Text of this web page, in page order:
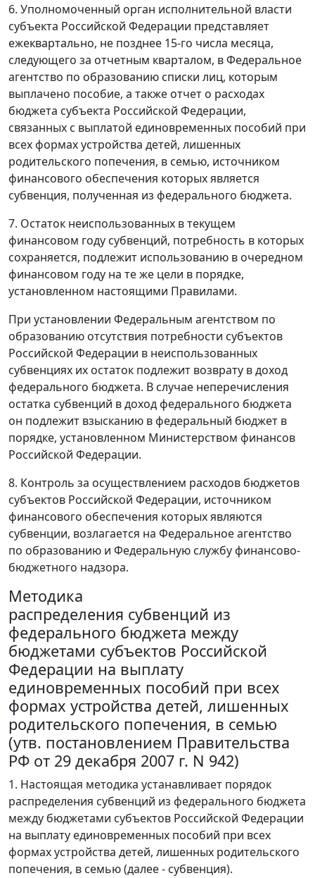
6. Уполномоченный орган исполнительной власти
субъекта Российской Федерации представляет
ежеквартально, не позднее 15-го числа месяца,
следующего за отчетным кварталом, в Федеральное
агентство по образованию списки лиц, которым
выплачено пособие, а также отчет о расходах
бюджета субъекта Российской Федерации,
связанных с выплатой единовременных пособий при
всех формах устройства детей, лишенных
родительского попечения, в семью, источником
финансового обеспечения которых является
субвенция, полученная из федерального бюджета.
7. Остаток неиспользованных в текущем
финансовом году субвенций, потребность в которых
сохраняется, подлежит использованию в очередном
финансовом году на те же цели в порядке,
установленном настоящими Правилами.
При установлении Федеральным агентством по
образованию отсутствия потребности субъектов
Российской Федерации в неиспользованных
субвенциях их остаток подлежит возврату в доход
федерального бюджета. В случае неперечисления
остатка субвенций в доход федерального бюджета
он подлежит взысканию в федеральный бюджет в
порядке, установленном Министерством финансов
Российской Федерации.
8. Контроль за осуществлением расходов бюджетов
субъектов Российской Федерации, источником
финансового обеспечения которых являются
субвенции, возлагается на Федеральное агентство
по образованию и Федеральную службу финансово-
бюджетного надзора.
Методика
распределения субвенций из
федерального бюджета между
бюджетами субъектов Российской
Федерации на выплату
единовременных пособий при всех
формах устройства детей, лишенных
родительского попечения, в семью
(утв. постановлением Правительства
РФ от 29 декабря 2007 г. N 942)
1. Настоящая методика устанавливает порядок
распределения субвенций из федерального бюджета
между бюджетами субъектов Российской Федерации
на выплату единовременных пособий при всех
формах устройства детей, лишенных родительского
попечения, в семью (далее - субвенция).